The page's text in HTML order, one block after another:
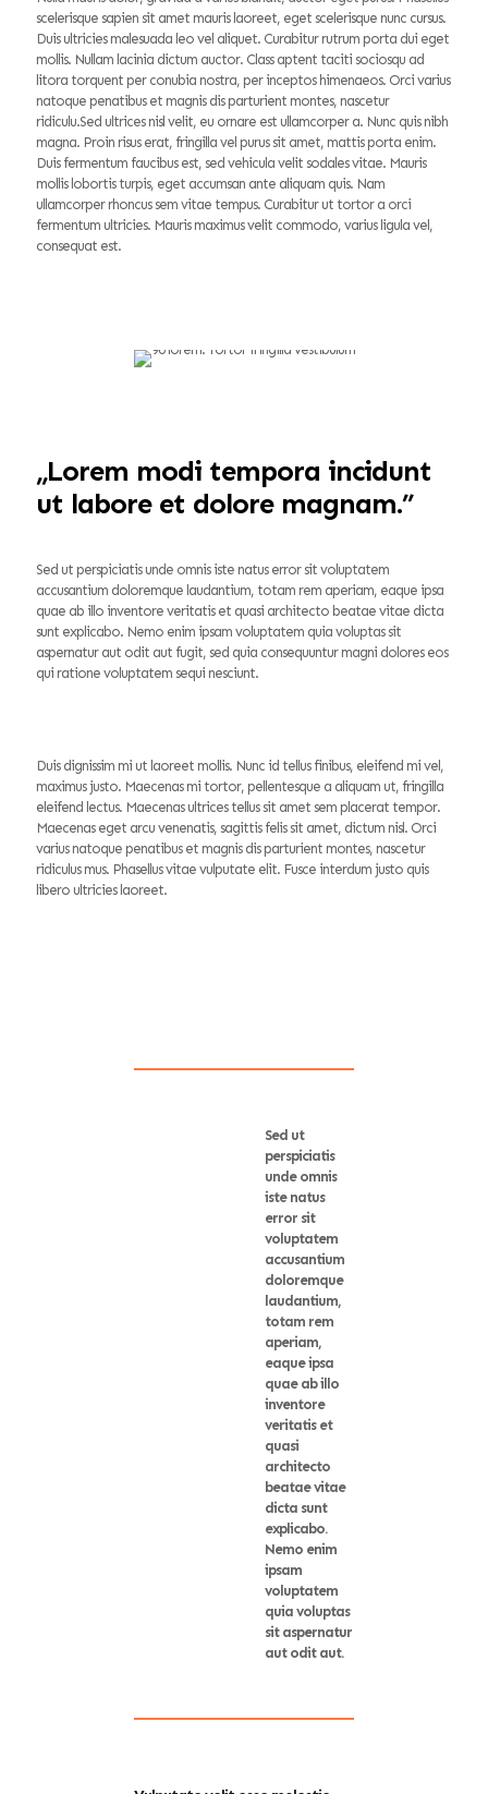
scelerisque sapien sit amet mauris laoreet, eget scelerisque nunc cursus.
Duis ultricies malesuada leo vel aliquet. Curabitur rutrum porta dui eget
mollis. Nullam lacinia dictum auctor. Class aptent taciti sociosqu ad
litora torquent per conubia nostra, per inceptos himenaeos. Orci varius
natoque penatibus et magnis dis parturient montes, nascetur
ridiculu.Sed ultrices nisl velit, eu ornare est ullamcorper a. Nunc quis nibh
magna. Proin risus erat, fringilla vel purus sit amet, mattis porta enim.
Duis fermentum faucibus est, sed vehicula velit sodales vitae. Mauris
mollis lobortis turpis, eget accumsan ante aliquam quis. Nam
ullamcorper rhoncus sem vitae tempus. Curabitur ut tortor a orci
fermentum ultricies. Mauris maximus velit commodo, varius ligula vel,
consequat est.
„Lorem modi tempora incidunt
ut labore et dolore magnam.”
Sed ut perspiciatis unde omnis iste natus error sit voluptatem
accusantium doloremque laudantium, totam rem aperiam, eaque ipsa
quae ab illo inventore veritatis et quasi architecto beatae vitae dicta
sunt explicabo. Nemo enim ipsam voluptatem quia voluptas sit
aspernatur aut odit aut fugit, sed quia consequuntur magni dolores eos
qui ratione voluptatem sequi nesciunt.
Duis dignissim mi ut laoreet mollis. Nunc id tellus finibus, eleifend mi vel,
maximus justo. Maecenas mi tortor, pellentesque a aliquam ut, fringilla
eleifend lectus. Maecenas ultrices tellus sit amet sem placerat tempor.
Maecenas eget arcu venenatis, sagittis felis sit amet, dictum nisl. Orci
varius natoque penatibus et magnis dis parturient montes, nascetur
ridiculus mus. Phasellus vitae vulputate elit. Fusce interdum justo quis
libero ultricies laoreet.
Sed ut
perspiciatis
unde omnis
iste natus
error sit
voluptatem
accusantium
doloremque
laudantium,
totam rem
aperiam,
eaque ipsa
quae ab illo
inventore
veritatis et
quasi
architecto
beatae vitae
dicta sunt
explicabo.
Nemo enim
ipsam
voluptatem
quia voluptas
sit aspernatur
aut odit aut.